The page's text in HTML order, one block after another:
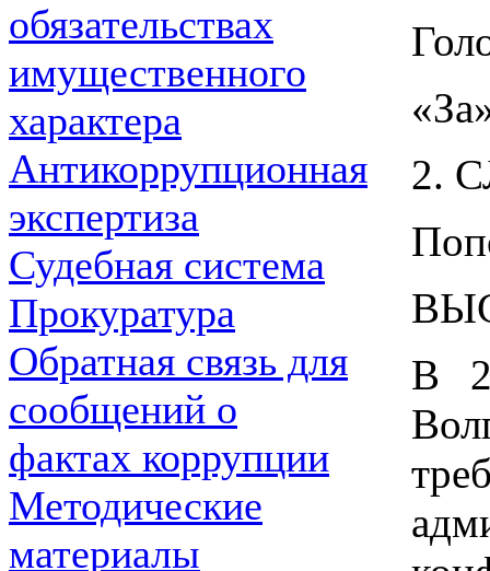
обязательствах
имущественного
характера
Антикоррупционная
экспертиза
Судебная система
Прокуратура
Обратная связь для
сообщений о
фактах коррупции
Методические
материалы
2.
В